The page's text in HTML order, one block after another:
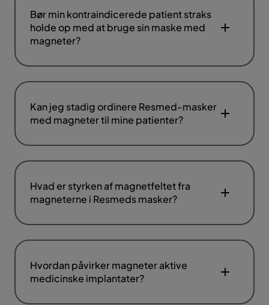
Bør min kontraindicerede patient straks
holde op med at bruge sin maske med
magneter?
Kan jeg stadig ordinere Resmed-masker
med magneter til mine patienter?
Hvad er styrken af magnetfeltet fra
magneterne i Resmeds masker?
Hvordan påvirker magneter aktive
medicinske implantater?